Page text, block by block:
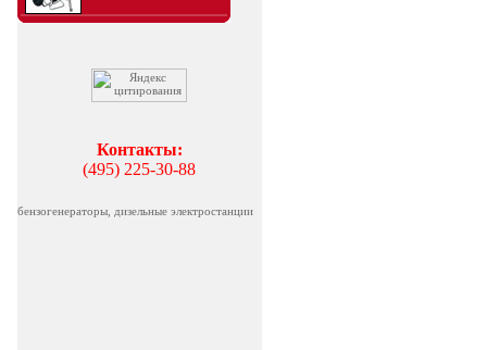
Контакты:
(495) 225-30-88
бензогенераторы, дизельные электростанции